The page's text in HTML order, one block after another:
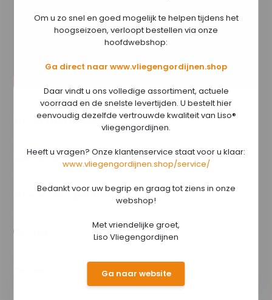
Productomschrijving
Specificaties
Uitgebreide specificaties
Om u zo snel en goed mogelijk te helpen tijdens het
hoogseizoen, verloopt bestellen via onze
hoofdwebshop:
Ga direct naar www.vliegengordijnen.shop
Daar vindt u ons volledige assortiment, actuele
voorraad en de snelste levertijden. U bestelt hier
eenvoudig dezelfde vertrouwde kwaliteit van Liso®
vliegengordijnen.
Heeft u vragen? Onze klantenservice staat voor u klaar:
www.vliegengordijnen.shop/service/
Bedankt voor uw begrip en graag tot ziens in onze
webshop!
Met vriendelijke groet,
Liso Vliegengordijnen
Ga naar website